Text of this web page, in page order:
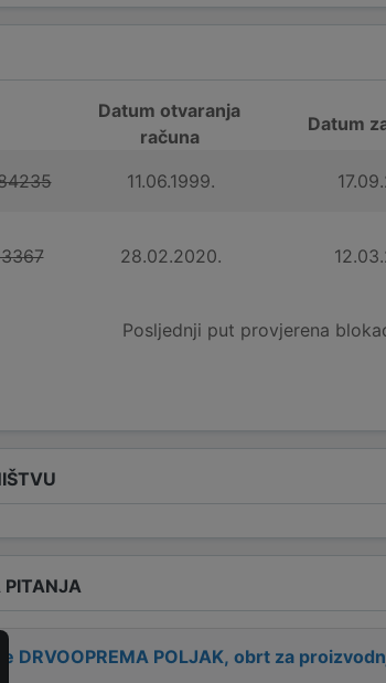
Datum otvaranja
računa
Datum
11.06.1999.
28.02.2020.
Posljednji put provjerena
PITANJA
DRVOOPREMA POLJAK, obrt za